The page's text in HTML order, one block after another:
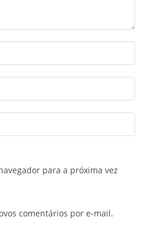
para a próxima vez
comentários por e-mail.